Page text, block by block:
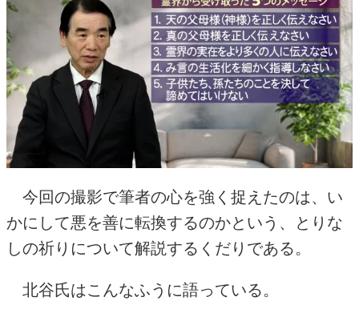
今回の撮影で筆者の心を強く捉えたのは、い
かにして悪を善に転換するのかという、とりな
しの祈りについて解説するくだりである。
北谷氏はこんなふうに語っている。